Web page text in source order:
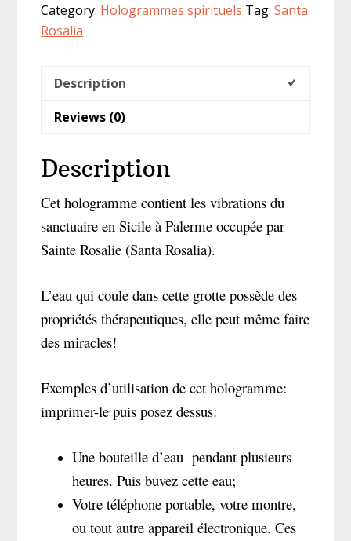
papier
quantity
Category: Hologrammes spirituels Tag:Santa
Rosalia
Description
Reviews (0)
Description
Cet hologramme contient les vibrations du
sanctuaire en Sicile à Palerme occupée par
Sainte Rosalie (Santa Rosalia).
L’eau qui coule dans cette grotte possède des
propriétés thérapeutiques, elle peut même faire
des miracles!
Exemples d’utilisation de cet hologramme:
imprimer-le puis posez dessus:
Une bouteille d’eau pendant plusieurs
heures. Puis buvez cette eau;
Votre téléphone portable, votre montre,
ou tout autre appareil électronique. Ces